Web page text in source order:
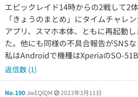
エピックレイド14時からの2戦して2
「きょうのまとめ」にタイムチャレ
アプリ、スマホ本体、ともに再起動
た。他にも同様の不具合報告がSNSな
私はAndroidで機種はXperiaのSO-51B
返信数 (1)
No.190JwEQlQM 2023年3月11日